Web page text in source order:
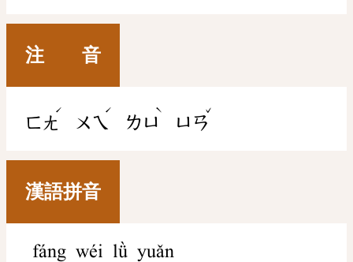
注 音
ㄈㄤ
ˊ
ㄨㄟ
ˊ
ㄌㄩ
ˋ
ㄩㄢ
ˇ
漢語拼音
fáng wéi lǜ yuǎn